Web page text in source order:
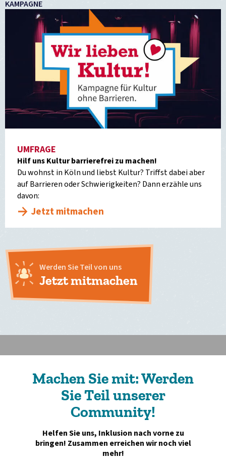
KAMPAGNE
UMFRAGE
Hilf uns Kultur barrierefrei zu machen!
Du wohnst in Köln und liebst Kultur? Triffst dabei aber
auf Barrieren oder Schwierigkeiten? Dann erzähle uns
davon:
Jetzt mitmachen
Werden Sie Teil von uns
Jetzt mitmachen
Machen Sie mit: Werden
Sie Teil unserer
Community!
Helfen Sie uns, Inklusion nach vorne zu
bringen! Zusammen erreichen wir noch viel
mehr!